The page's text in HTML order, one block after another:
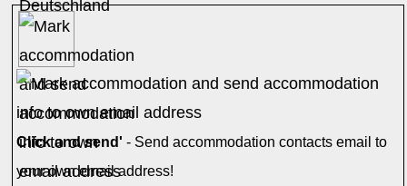
Click and send' - Send accommodation contacts email to
your own email address!